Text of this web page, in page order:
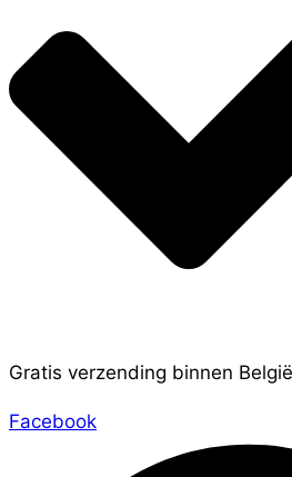
Gratis verzending binnen
Facebook